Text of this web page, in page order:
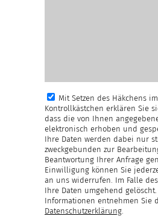
Mit Setzen des Häkchens
Kontrollkästchen erklären Sie
dass die von Ihnen
elektronisch erhoben und
Ihre Daten werden dabei nur
zweckgebunden zur
Beantwortung Ihrer Anfrage
Einwilligung können Sie
an uns widerrufen. Im Falle
Ihre Daten umgehend
Informationen entnehmen Sie
Datenschutzerklärung